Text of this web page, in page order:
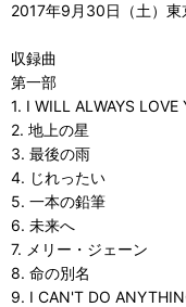
2017年9月30日（土）
収録曲
第一部
1. I WILL ALWAYS LOVE
2. 地上の星
3. 最後の雨
4. じれったい
5. 一本の鉛筆
6. 未来へ
7. メリー・ジェーン
8. 命の別名
9. I CAN'T DO